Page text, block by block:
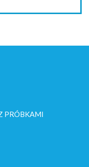
PRÓBKAMI